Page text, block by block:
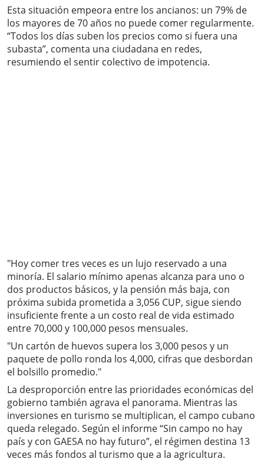
Esta situación empeora entre los ancianos: un 79% de
los mayores de 70 años no puede comer regularmente.
“Todos los días suben los precios como si fuera una
subasta”, comenta una ciudadana en redes,
resumiendo el sentir colectivo de impotencia.
"Hoy comer tres veces es un lujo reservado a una
minoría. El salario mínimo apenas alcanza para uno o
dos productos básicos, y la pensión más baja, con
próxima subida prometida a 3,056 CUP, sigue siendo
insuficiente frente a un costo real de vida estimado
entre 70,000 y 100,000 pesos mensuales.
"Un cartón de huevos supera los 3,000 pesos y un
paquete de pollo ronda los 4,000, cifras que desbordan
el bolsillo promedio."
La desproporción entre las prioridades económicas del
gobierno también agrava el panorama. Mientras las
inversiones en turismo se multiplican, el campo cubano
queda relegado. Según el informe “Sin campo no hay
país y con GAESA no hay futuro”, el régimen destina 13
veces más fondos al turismo que a la agricultura.